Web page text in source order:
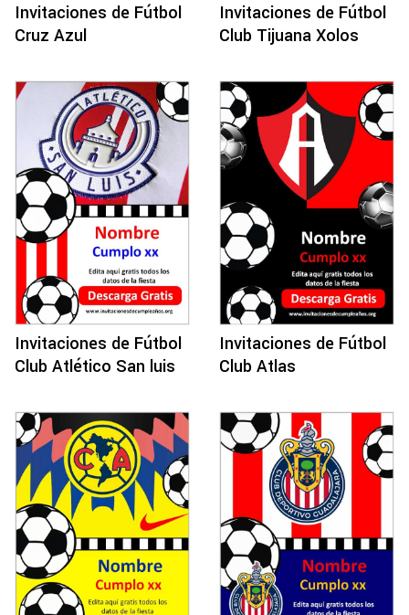
Invitaciones de Fútbol
Cruz Azul
Invitaciones de Fútbol
Club Tijuana Xolos
Invitaciones de Fútbol
Club Atlético San luis
Invitaciones de Fútbol
Club Atlas